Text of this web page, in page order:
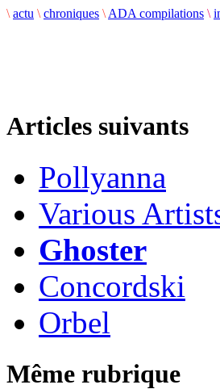
\ actu \ chroniques \ ADA compilations \
Articles suivants
Pollyanna
Various
Ghoster
Concordski
Orbel
Même rubrique